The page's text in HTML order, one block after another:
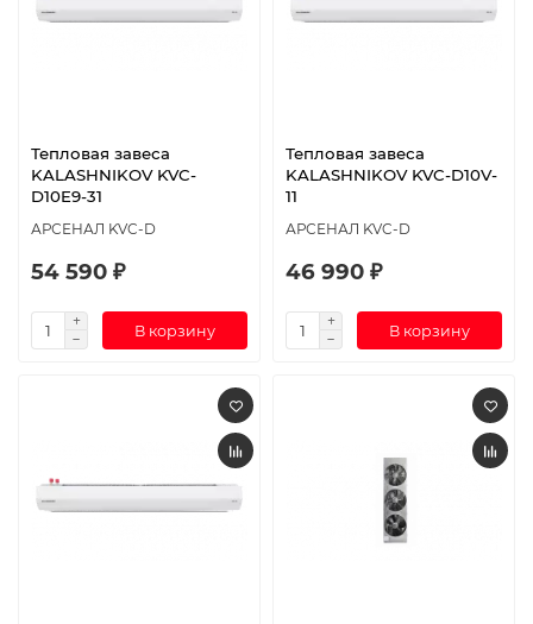
Тепловая завеса
KALASHNIKOV KVC-
D10E9-31
АРСЕНАЛ KVC-D
54 590 ₽
В корзину
Тепловая завеса
KALASHNIKOV KVC-D10V-
11
АРСЕНАЛ KVC-D
46 990 ₽
В корзину